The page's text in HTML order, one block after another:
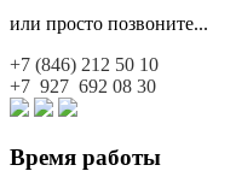
или просто позвоните...
+7 (846) 212 50 10
+7 927 692 08 30
Время работы